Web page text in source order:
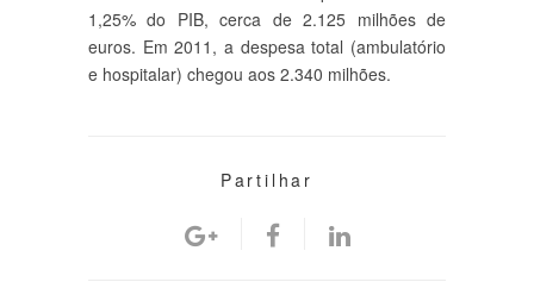
1,25% do PIB, cerca de 2.125 milhões de
euros. Em 2011, a despesa total (ambulatório
e hospitalar) chegou aos 2.340 milhões.
Partilhar